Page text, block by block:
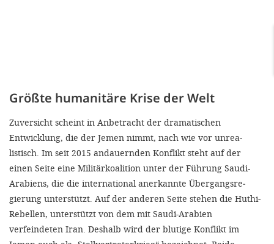
Größte humanitäre Krise der Welt
Zuversicht scheint in Anbetracht der dramatischen
Entwicklung, die der Jemen nimmt, nach wie vor unrea­
listisch. Im seit 2015 andauernden Konflikt steht auf der
einen Seite eine Militärkoalition unter der Füh­rung Saudi­-
Arabiens, die die inter­national anerkannte Übergangsre­
gierung unterstützt. Auf der anderen Seite stehen die Huthi­-
Rebellen, unterstützt von dem mit Saudi-­Arabien
verfeindeten Iran. Deshalb wird der blutige Konflikt im